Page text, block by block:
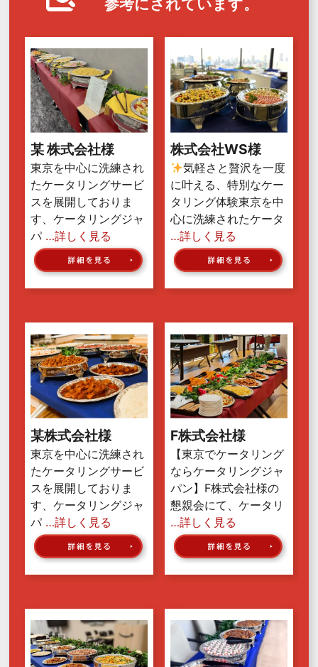
参考にされています。
某 株式会社様
東京を中心に洗練され
たケータリングサービ
スを展開しておりま
す、ケータリングジャ
パ …詳しく見る
株式会社WS様
気軽さと贅沢を一度
に叶える、特別なケー
タリング体験東京を中
心に洗練されたケータ
…詳しく見る
某株式会社様
東京を中心に洗練され
たケータリングサービ
スを展開しておりま
す、ケータリングジャ
パ …詳しく見る
F株式会社様
【東京でケータリング
ならケータリングジャ
パン】F株式会社様の
懇親会にて、ケータリ
…詳しく見る